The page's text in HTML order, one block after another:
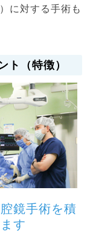
に対する手術も
ト（特徴）
鏡手術を積
す